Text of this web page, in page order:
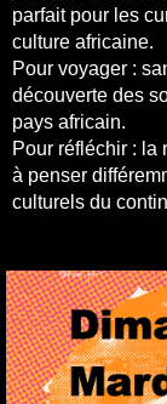
parfait pour les
culture africaine.
Pour voyager :
découverte des
pays africain.
Pour réfléchir : la
à penser
culturels du